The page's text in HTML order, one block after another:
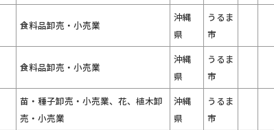
食料品卸売・小売業
沖縄
県
うるま
市
食料品卸売・小売業
沖縄
県
うるま
市
苗・種子卸売・小売業、花、植木卸
売・小売業
沖縄
県
うるま
市